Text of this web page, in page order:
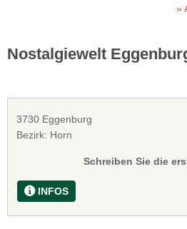
»
Nostalgiewelt
3730 Eggenburg
Bezirk: Horn
Schreiben Sie die
INFOS